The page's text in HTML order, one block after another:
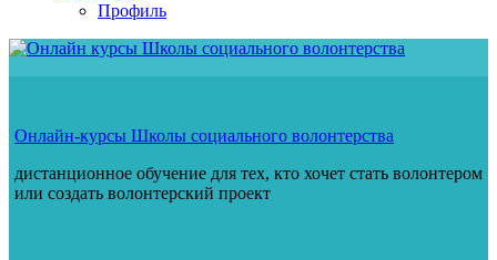
Профиль
Онлайн-курсы Школы социального волонтерства
дистанционное обучение для тех, кто хочет стать волонтером
или создать волонтерский проект